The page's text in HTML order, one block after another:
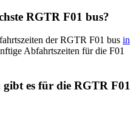
RGTR F01 bus?
der RGTR F01 bus in
Abfahrtszeiten für die F01
gibt es für die RGTR F01